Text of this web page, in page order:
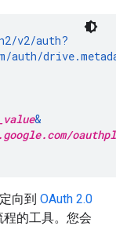
v2/auth?
auth/
&
向到 OAuth 2.0
程的工具。您会